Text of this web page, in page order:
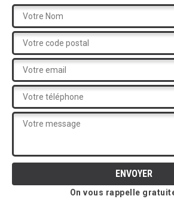
On vous rappelle